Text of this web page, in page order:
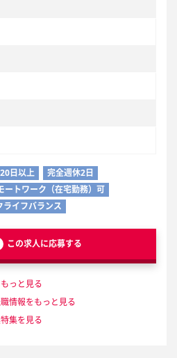
日以上
完全週休2日
ートワーク（在宅勤務）可
ライフバランス
この求人に応募する
っと見る
情報をもっと見る
集を見る